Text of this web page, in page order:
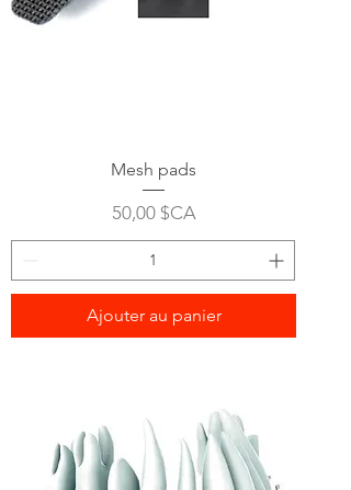
Mesh pads
Prix
50,00 $CA
Ajouter au panier